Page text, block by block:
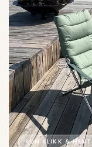
KUN KLIKK & HENT